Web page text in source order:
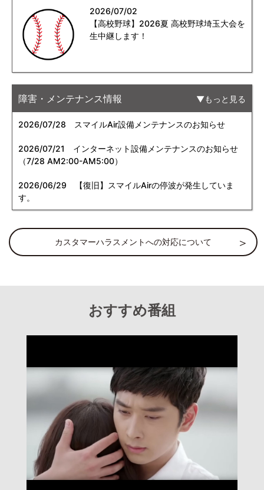
2026/07/02
【高校野球】2026夏 高校野球埼玉大会を
生中継します！
障害・メンテナンス情報 もっと見る
2026/07/28 スマイルAir設備メンテナンスのお知らせ
2026/07/21
インターネット設備メンテナンスのお知らせ
（7/28 AM2:00-AM5:00）
2026/06/29 【復旧】スマイルAirの停波が発生していま
す。
カスタマーハラスメントへの対応について
おすすめ番組